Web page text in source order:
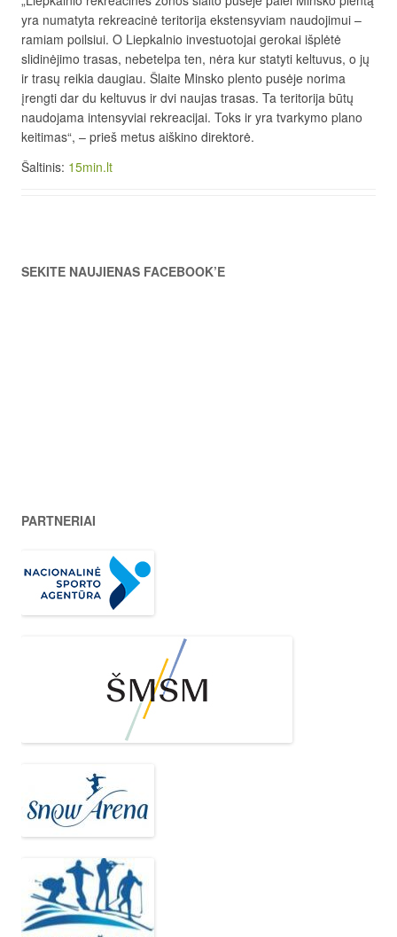
yra numatyta rekreacinė teritorija ekstensyviam naudojimui –
ramiam poilsiui. O Liepkalnio investuotojai gerokai išplėtė
slidinėjimo trasas, nebetelpa ten, nėra kur statyti keltuvus, o jų
ir trasų reikia daugiau. Šlaite Minsko plento pusėje norima
įrengti dar du keltuvus ir dvi naujas trasas. Ta teritorija būtų
naudojama intensyviai rekreacijai. Toks ir yra tvarkymo plano
keitimas“, – prieš metus aiškino direktorė.
Šaltinis: 15min.lt
SEKITE NAUJIENAS FACEBOOK’E
PARTNERIAI